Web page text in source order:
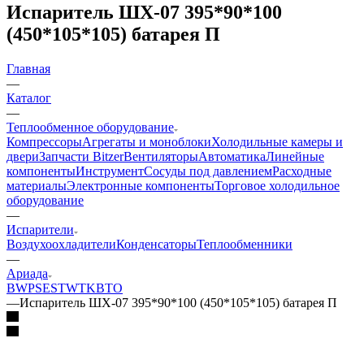
Испаритель ШХ-07 395*90*100
(450*105*105) батарея П
Главная
—
Каталог
—
Теплообменное оборудование
КомпрессорыАгрегаты и моноблокиХолодильные камеры и
двериЗапчасти BitzerВентиляторыАвтоматикаЛинейные
компонентыИнструментСосуды под давлениемРасходные
материалыЭлектронные компонентыТорговое холодильное
оборудование
—
Испарители
ВоздухоохладителиКонденсаторыТеплообменники
—
Ариада
BWPSESTWTKВТО
—Испаритель ШХ-07 395*90*100 (450*105*105) батарея П